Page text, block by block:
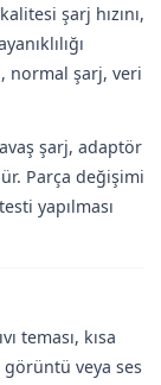
şarj hızını,
normal şarj, veri
şarj, adaptör
Parça değişimi
yapılması
teması, kısa
görüntü veya ses